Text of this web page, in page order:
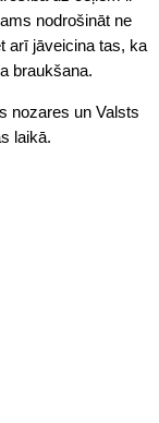
nodrošināt ne
arī jāveicina tas, ka
braukšana.
nozares un Valsts
laikā.